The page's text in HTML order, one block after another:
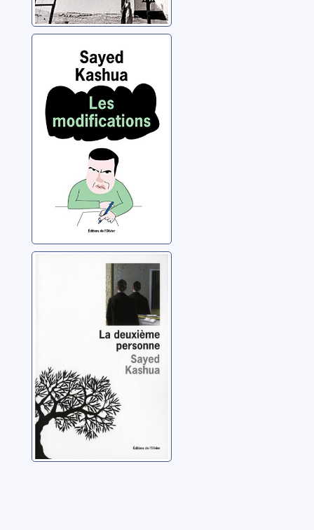
modifications
Kashua, Sayed
La deuxième
personne
Kashua, Sayed